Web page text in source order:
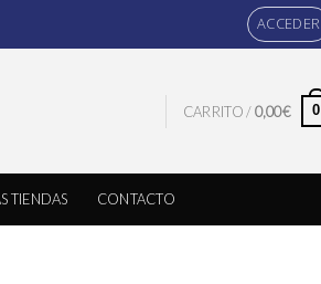
ACCEDER
CARRITO /0,00€ 0
TIENDAS CONTACTO